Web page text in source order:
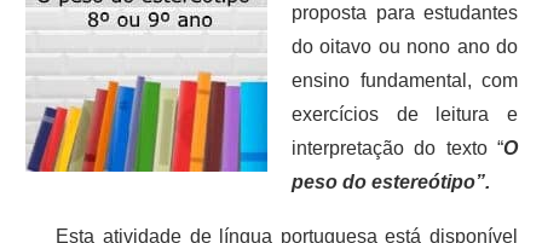
proposta para estudantes
do oitavo ou nono ano do
ensino fundamental, com
exercícios de leitura e
interpretação do texto “O
peso do estereótipo”.
Esta atividade de língua portuguesa está disponível